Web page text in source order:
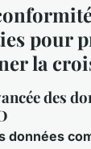
pour
la
des
données